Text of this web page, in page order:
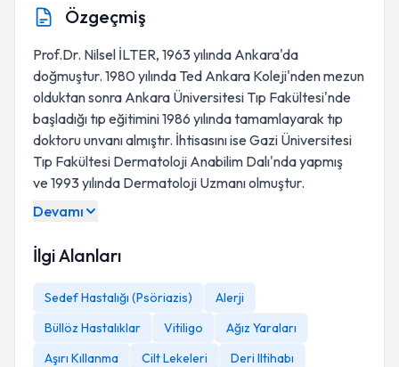
Özgeçmiş
Prof.Dr. Nilsel İLTER, 1963 yılında Ankara'da
doğmuştur. 1980 yılında Ted Ankara Koleji'nden mezun
olduktan sonra Ankara Üniversitesi Tıp Fakültesi'nde
başladığı tıp eğitimini 1986 yılında tamamlayarak tıp
doktoru unvanı almıştır. İhtisasını ise Gazi Üniversitesi
Tıp Fakültesi Dermatoloji Anabilim Dalı'nda yapmış
ve 1993 yılında Dermatoloji Uzmanı olmuştur.
Devamı
İlgi Alanları
Sedef Hastalığı (Psöriazis)
Alerji
Büllöz Hastalıklar
Vitiligo
Ağız Yaraları
Aşırı Kıllanma
Cilt Lekeleri
Deri Iltihabı